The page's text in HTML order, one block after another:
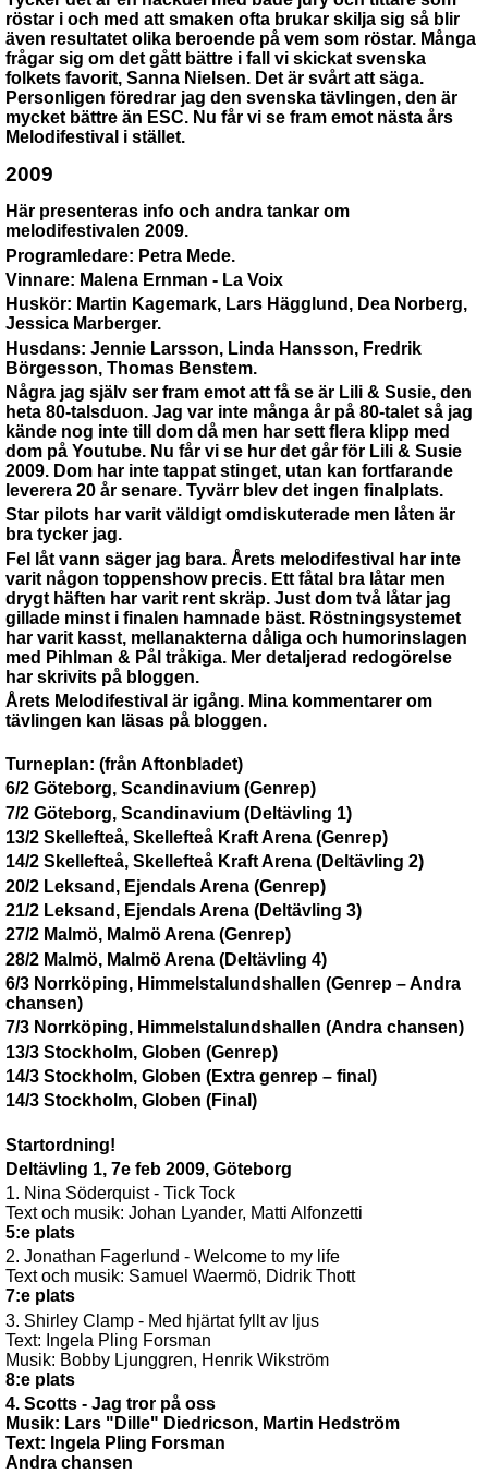
röstar i och med att smaken ofta brukar skilja sig så blir
även resultatet olika beroende på vem som röstar. Många
frågar sig om det gått bättre i fall vi skickat svenska
folkets favorit, Sanna Nielsen. Det är svårt att säga.
Personligen föredrar jag den svenska tävlingen, den är
mycket bättre än ESC. Nu får vi se fram emot nästa års
Melodifestival i stället.
2009
Här presenteras info och andra tankar om
melodifestivalen 2009.
Programledare: Petra Mede.
Vinnare: Malena Ernman - La Voix
Huskör: Martin Kagemark, Lars Hägglund, Dea Norberg,
Jessica Marberger.
Husdans: Jennie Larsson, Linda Hansson, Fredrik
Börgesson, Thomas Benstem.
Några jag själv ser fram emot att få se är Lili & Susie, den
heta 80-talsduon. Jag var inte många år på 80-talet så jag
kände nog inte till dom då men har sett flera klipp med
dom på Youtube. Nu får vi se hur det går för Lili & Susie
2009. Dom har inte tappat stinget, utan kan fortfarande
leverera 20 år senare. Tyvärr blev det ingen finalplats.
Star pilots har varit väldigt omdiskuterade men låten är
bra tycker jag.
Fel låt vann säger jag bara. Årets melodifestival har inte
varit någon toppenshow precis. Ett fåtal bra låtar men
drygt häften har varit rent skräp. Just dom två låtar jag
gillade minst i finalen hamnade bäst. Röstningsystemet
har varit kasst, mellanakterna dåliga och humorinslagen
med Pihlman & Pål tråkiga. Mer detaljerad redogörelse
har skrivits på bloggen.
Årets Melodifestival är igång. Mina kommentarer om
tävlingen kan läsas på bloggen.
Turneplan: (från Aftonbladet)
6/2 Göteborg, Scandinavium (Genrep)
7/2 Göteborg, Scandinavium (Deltävling 1)
13/2 Skellefteå, Skellefteå Kraft Arena (Genrep)
14/2 Skellefteå, Skellefteå Kraft Arena (Deltävling 2)
20/2 Leksand, Ejendals Arena (Genrep)
21/2 Leksand, Ejendals Arena (Deltävling 3)
27/2 Malmö, Malmö Arena (Genrep)
28/2 Malmö, Malmö Arena (Deltävling 4)
6/3 Norrköping, Himmelstalundshallen (Genrep – Andra
chansen)
7/3 Norrköping, Himmelstalundshallen (Andra chansen)
13/3 Stockholm, Globen (Genrep)
14/3 Stockholm, Globen (Extra genrep – final)
14/3 Stockholm, Globen (Final)
Startordning!
Deltävling 1, 7e feb 2009, Göteborg
1. Nina Söderquist - Tick Tock
Text och musik: Johan Lyander, Matti Alfonzetti
5:e plats
2. Jonathan Fagerlund - Welcome to my life
Text och musik: Samuel Waermö, Didrik Thott
7:e plats
3. Shirley Clamp - Med hjärtat fyllt av ljus
Text: Ingela Pling Forsman
Musik: Bobby Ljunggren, Henrik Wikström
8:e plats
4. Scotts - Jag tror på oss
Musik: Lars "Dille" Diedricson, Martin Hedström
Text: Ingela Pling Forsman
Andra chansen